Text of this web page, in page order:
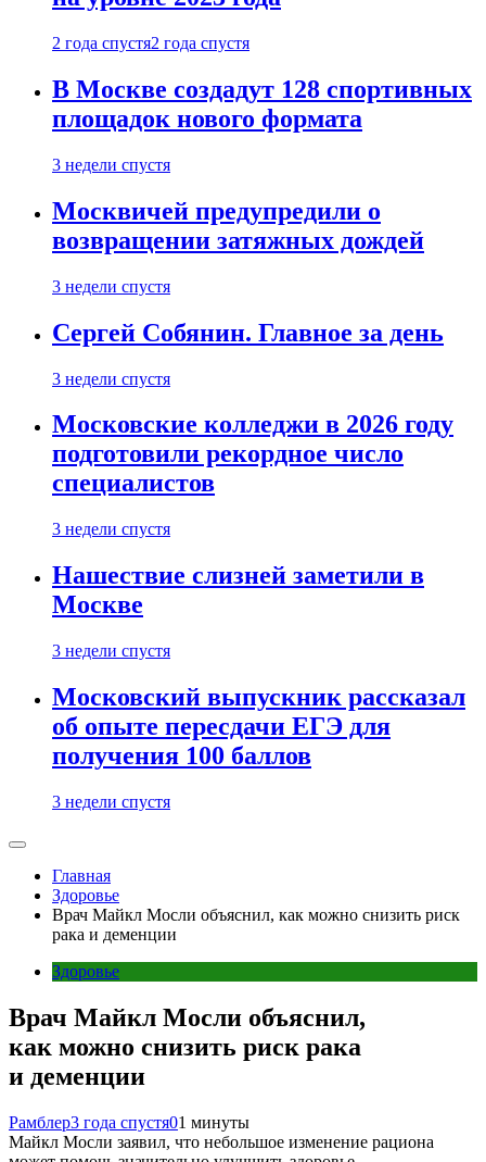
2 года спустя2 года спустя
В Москве создадут 128 спортивных
площадок нового формата
3 недели спустя
Москвичей предупредили о
возвращении затяжных дождей
3 недели спустя
Сергей Собянин. Главное за день
3 недели спустя
Московские колледжи в 2026 году
подготовили рекордное число
специалистов
3 недели спустя
Нашествие слизней заметили в
Москве
3 недели спустя
Московский выпускник рассказал
об опыте пересдачи ЕГЭ для
получения 100 баллов
3 недели спустя
Главная
Здоровье
Врач Майкл Мосли объяснил, как можно снизить риск
рака и деменции
Здоровье
Врач Майкл Мосли объяснил,
как можно снизить риск рака
и деменции
Рамблер3 года спустя01 минуты
Майкл Мосли заявил, что небольшое изменение рациона